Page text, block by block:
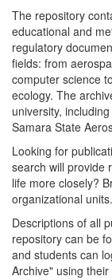
The repository
educational and
regulatory
fields: from
computer science
ecology. The
university,
Samara State
Looking for
search will provide
life more closely?
organizational units.
Descriptions of all
repository can be
and students can
Archive" using